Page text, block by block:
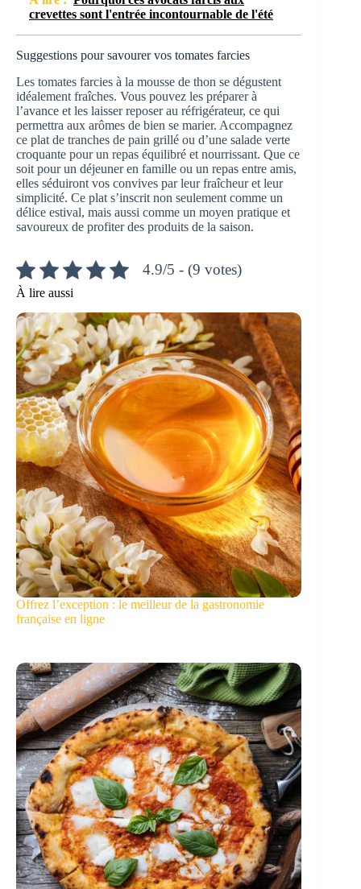
crevettes sont l'entrée incontournable de l'été
Suggestions pour savourer vos tomates farcies
Les tomates farcies à la mousse de thon se dégustent
idéalement fraîches. Vous pouvez les préparer à
l’avance et les laisser reposer au réfrigérateur, ce qui
permettra aux arômes de bien se marier. Accompagnez
ce plat de tranches de pain grillé ou d’une salade verte
croquante pour un repas équilibré et nourrissant. Que ce
soit pour un déjeuner en famille ou un repas entre amis,
elles séduiront vos convives par leur fraîcheur et leur
simplicité. Ce plat s’inscrit non seulement comme un
délice estival, mais aussi comme un moyen pratique et
savoureux de profiter des produits de la saison.
4.9/5 - (9 votes)
À lire aussi
Offrez l’exception : le meilleur de la gastronomie
française en ligne